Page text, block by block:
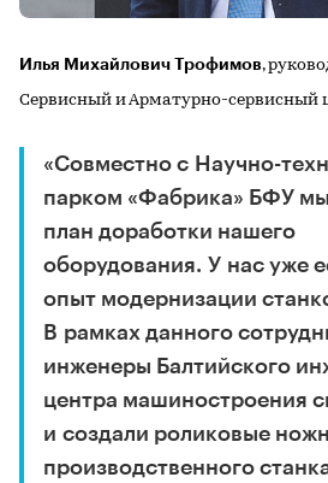
Илья Михайлович Трофимов,
Сервисный и Арматурно-сервисный
«Совместно с Научно-
парком «Фабрика» БФУ
план доработки нашего
оборудования. У нас уже
опыт модернизации
В рамках данного
инженеры Балтийского
центра машиностроения
и создали роликовые
производственного